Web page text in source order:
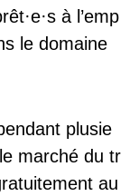
·e·s à l’emp
le domaine
plusie
marché du tr
au